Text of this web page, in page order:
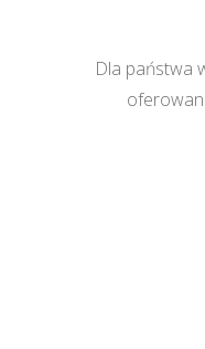
Dla państwa